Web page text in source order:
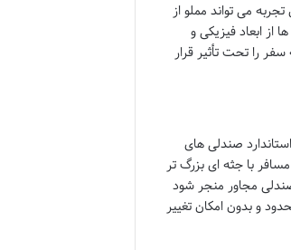
می تواند مملو از
ابعاد فیزیکی و
را تحت تأثیر قرار
صندلی های
با جثه ای بزرگ تر
مجاور منجر شود
و بدون امکان تغییر